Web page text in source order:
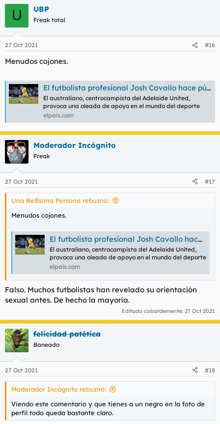
e
:
U UBP
Freak total
27 Oct 2021 #16
Menudos cojones.
El futbolista profesional Josh Cavallo hace pública su homosexualidad
El australiano, centrocampista del Adelaide United,
provoca una oleada de apoyo en el mundo del deporte
elpais.com
Moderador Incógnito
Freak
27 Oct 2021 #17
Una Bellísima Persona rebuznó:
Menudos cojones.
El futbolista profesional Josh Cavallo hace pública su homosexualidad
El australiano, centrocampista del Adelaide United,
provoca una oleada de apoyo en el mundo del deporte
elpais.com
Falso. Muchos futbolistas han revelado su orientación
sexual antes. De hecho la mayoría.
Editado cobardemente: 27 Oct 2021
felicidad patética
Baneado
27 Oct 2021 #18
Moderador Incógnito rebuznó:
Viendo este comentario y que tienes a un negro en la foto de
perfil todo queda bastante claro.